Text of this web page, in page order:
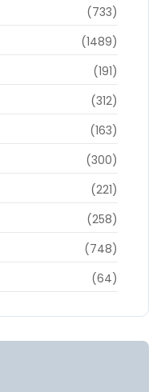
(733)
(1489)
(191)
(312)
(163)
(300)
(221)
(258)
(748)
(64)